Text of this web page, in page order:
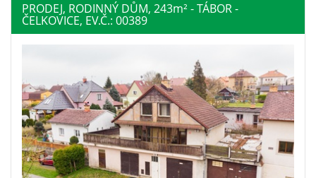
PRODEJ, RODINNÝ DŮM, 243m²- TÁBOR -
ČELKOVICE, EV.Č.: 00389